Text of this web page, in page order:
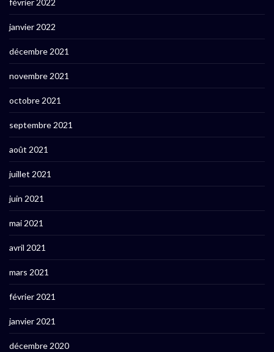
février 2022
janvier 2022
décembre 2021
novembre 2021
octobre 2021
septembre 2021
août 2021
juillet 2021
juin 2021
mai 2021
avril 2021
mars 2021
février 2021
janvier 2021
décembre 2020